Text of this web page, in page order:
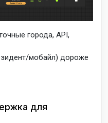
города, API,
мобайл) дороже
для